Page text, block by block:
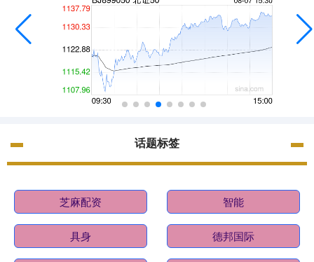
话题标签
芝麻配资 智能
具身 德邦国际